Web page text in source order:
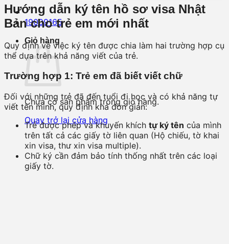
19009165
Giỏ hàng
Chưa có sản phẩm trong giỏ hàng.
Quay trở lại cửa hàng
Hướng dẫn ký tên hồ sơ visa Nhật
Bản cho trẻ em mới nhất
Quy định về việc ký tên được chia làm hai trường hợp cụ
thể dựa trên khả năng viết của trẻ.
Trường hợp 1: Trẻ em đã biết viết chữ
Đối với những trẻ đã đến tuổi đi học và có khả năng tự
viết tên mình, quy định khá đơn giản:
Trẻ được phép và khuyến khích tự ký tên của mình
trên tất cả các giấy tờ liên quan (Hộ chiếu, tờ khai
xin visa, thư xin visa multiple).
Chữ ký cần đảm bảo tính thống nhất trên các loại
giấy tờ.